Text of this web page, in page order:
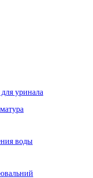
уринала
воды